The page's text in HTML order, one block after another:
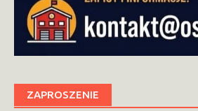
ZAPROSZENIE